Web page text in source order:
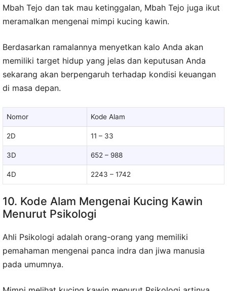
Mbah Tejo dan tak mau ketinggalan, Mbah Tejo juga ikut
meramalkan mengenai mimpi kucing kawin.
Berdasarkan ramalannya menyetkan kalo Anda akan
memiliki target hidup yang jelas dan keputusan Anda
sekarang akan berpengaruh terhadap kondisi keuangan
di masa depan.
Nomor Kode Alam
2D 11 – 33
3D 652 – 988
4D 2243 – 1742
10. Kode Alam Mengenai Kucing Kawin
Menurut Psikologi
Ahli Psikologi adalah orang-orang yang memiliki
pemahaman mengenai panca indra dan jiwa manusia
pada umumnya.